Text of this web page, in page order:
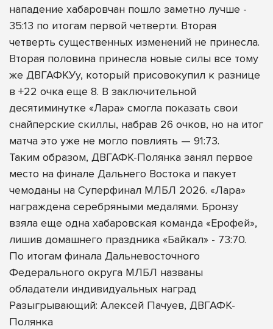
нападение хабаровчан пошло заметно лучше -
35:13 по итогам первой четверти. Вторая
четверть существенных изменений не принесла.
Вторая половина принесла новые силы все тому
же ДВГАФКУу, который присовокупил к разнице
в +22 очка еще 8. В заключительной
десятиминутке «Лара» смогла показать свои
снайперские скиллы, набрав 26 очков, но на итог
матча это уже не могло повлиять — 91:73.
Таким образом, ДВГАФК-Полянка занял первое
место на финале Дальнего Востока и пакует
чемоданы на Суперфинал МЛБЛ 2026. «Лара»
награждена серебряными медалями. Бронзу
взяла еще одна хабаровская команда «Ерофей»,
лишив домашнего праздника «Байкал» - 73:70.
По итогам финала Дальневосточного
Федерального округа МЛБЛ названы
обладатели индивидуальных наград
Разыгрывающий: Алексей Пачуев, ДВГАФК-
Полянка